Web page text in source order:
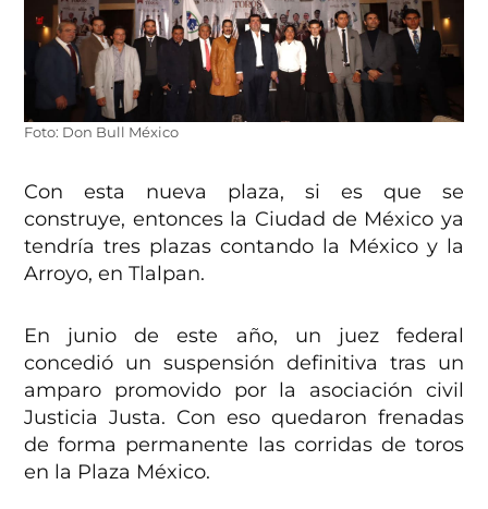
Foto: Don Bull México
Con esta nueva plaza, si es que se
construye, entonces la Ciudad de México ya
tendría tres plazas contando la México y la
Arroyo, en Tlalpan.
En junio de este año, un juez federal
concedió un suspensión definitiva tras un
amparo promovido por la asociación civil
Justicia Justa. Con eso quedaron frenadas
de forma permanente las corridas de toros
en la Plaza México.